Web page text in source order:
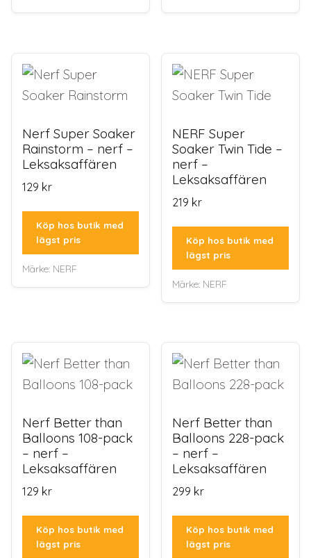
Nerf Super Soaker
Rainstorm – nerf –
Leksaksaffären
129 kr
Köp hos butik med
lägst pris
Märke: NERF
NERF Super
Soaker Twin Tide –
nerf –
Leksaksaffären
219 kr
Köp hos butik med
lägst pris
Märke: NERF
Nerf Better than
Balloons 108-pack
– nerf –
Leksaksaffären
129 kr
Köp hos butik med
lägst pris
Nerf Better than
Balloons 228-pack
– nerf –
Leksaksaffären
299 kr
Köp hos butik med
lägst pris